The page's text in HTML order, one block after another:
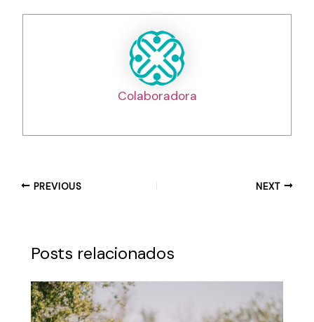
Colaboradora
PREVIOUS NEXT
Posts relacionados